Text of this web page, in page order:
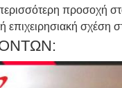
προσοχή
επιχειρησιακή σχέση